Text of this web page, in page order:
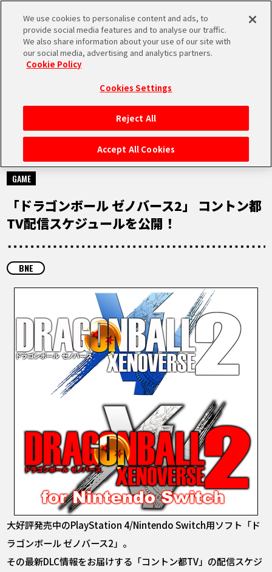
MEN
HOME
NEWS
RANKING
MOVIE
COLUMNS
ABOUT
LANGUAGE
EN DE
NEWS
2022.04.06
GAME
「ドラゴンボール ゼノバース2」 コントン都
TV配信スケジュールを公開！
BNE
大好評発売中のPlayStation 4/Nintendo Switch用ソフト「ド
ラゴンボール ゼノバース2」。
その最新DLC情報をお届けする「コントン都TV」の配信スケジ
We use cookies to personalise content and ads, to
provide social media features and to analyse our traffic.
We also share information about your use of our site with
our social media, advertising and analytics partners.
Cookie Policy
Cookies Settings
Reject All
Accept All Cookies